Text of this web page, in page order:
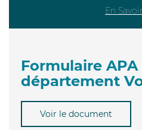
En
Formulaire APA
département
Voir le document